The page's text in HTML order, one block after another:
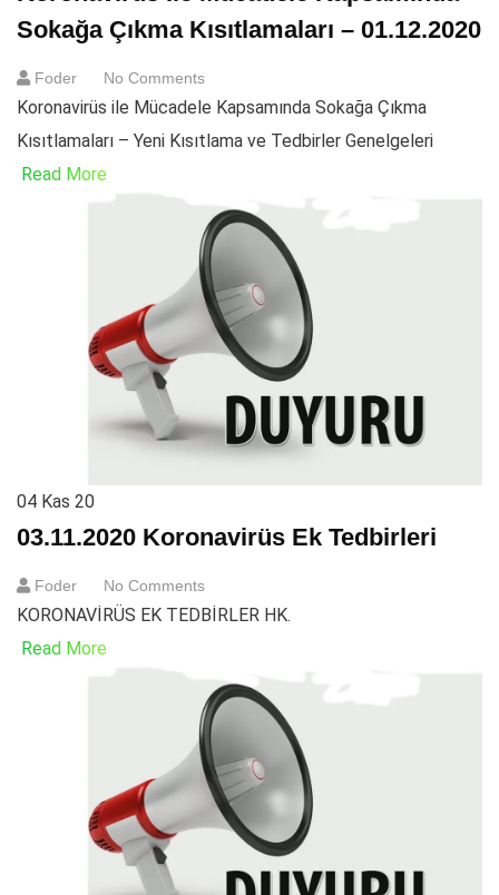
Sokağa Çıkma Kısıtlamaları – 01.12.2020
Foder No Comments
Koronavirüs ile Mücadele Kapsamında Sokağa Çıkma
Kısıtlamaları – Yeni Kısıtlama ve Tedbirler Genelgeleri
Read More
04 Kas 20
03.11.2020 Koronavirüs Ek Tedbirleri
Foder No Comments
KORONAVİRÜS EK TEDBİRLER HK.
Read More